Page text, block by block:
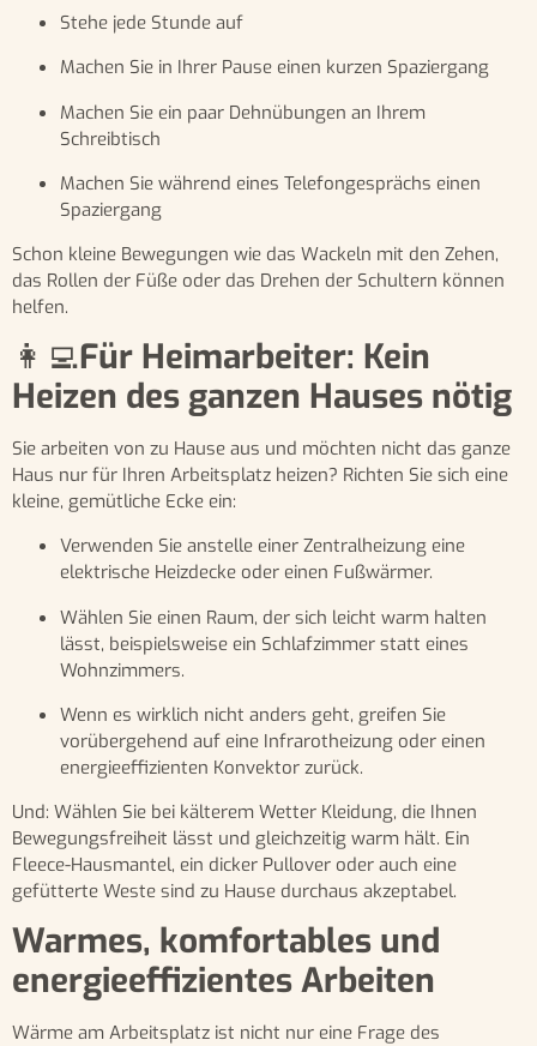
Stehe jede Stunde auf
Machen Sie in Ihrer Pause einen kurzen Spaziergang
Machen Sie ein paar Dehnübungen an Ihrem
Schreibtisch
Machen Sie während eines Telefongesprächs einen
Spaziergang
Schon kleine Bewegungen wie das Wackeln mit den Zehen,
das Rollen der Füße oder das Drehen der Schultern können
helfen.
👩‍💻Für Heimarbeiter: Kein
Heizen des ganzen Hauses nötig
Sie arbeiten von zu Hause aus und möchten nicht das ganze
Haus nur für Ihren Arbeitsplatz heizen? Richten Sie sich eine
kleine, gemütliche Ecke ein:
Verwenden Sie anstelle einer Zentralheizung eine
elektrische Heizdecke oder einen Fußwärmer.
Wählen Sie einen Raum, der sich leicht warm halten
lässt, beispielsweise ein Schlafzimmer statt eines
Wohnzimmers.
Wenn es wirklich nicht anders geht, greifen Sie
vorübergehend auf eine Infrarotheizung oder einen
energieeffizienten Konvektor zurück.
Und: Wählen Sie bei kälterem Wetter Kleidung, die Ihnen
Bewegungsfreiheit lässt und gleichzeitig warm hält. Ein
Fleece-Hausmantel, ein dicker Pullover oder auch eine
gefütterte Weste sind zu Hause durchaus akzeptabel.
Warmes, komfortables und
energieeffizientes Arbeiten
Wärme am Arbeitsplatz ist nicht nur eine Frage des